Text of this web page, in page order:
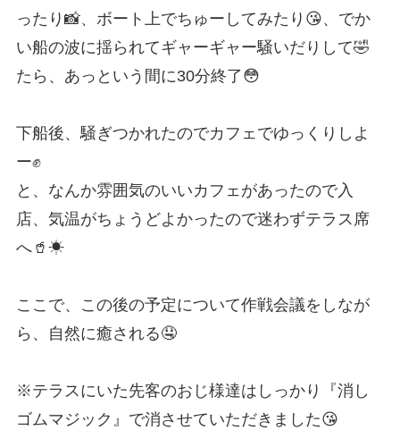
ったり📸、ボート上でちゅーしてみたり😘、でか
い船の波に揺られてギャーギャー騒いだりして🤣
たら、あっという間に30分終了😳
下船後、騒ぎつかれたのでカフェでゆっくりしよ
ー✊️
と、なんか雰囲気のいいカフェがあったので入
店、気温がちょうどよかったので迷わずテラス席
へ🥤☀
ここで、この後の予定について作戦会議をしなが
ら、自然に癒される🤤
※テラスにいた先客のおじ様達はしっかり『消し
ゴムマジック』で消させていただきました😘